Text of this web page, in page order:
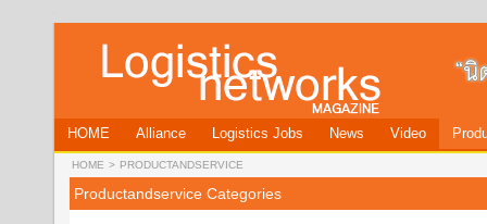
HOME Alliance Logistics Jobs News Video
HOME > PRODUCTANDSERVICE
Productandservice Categories